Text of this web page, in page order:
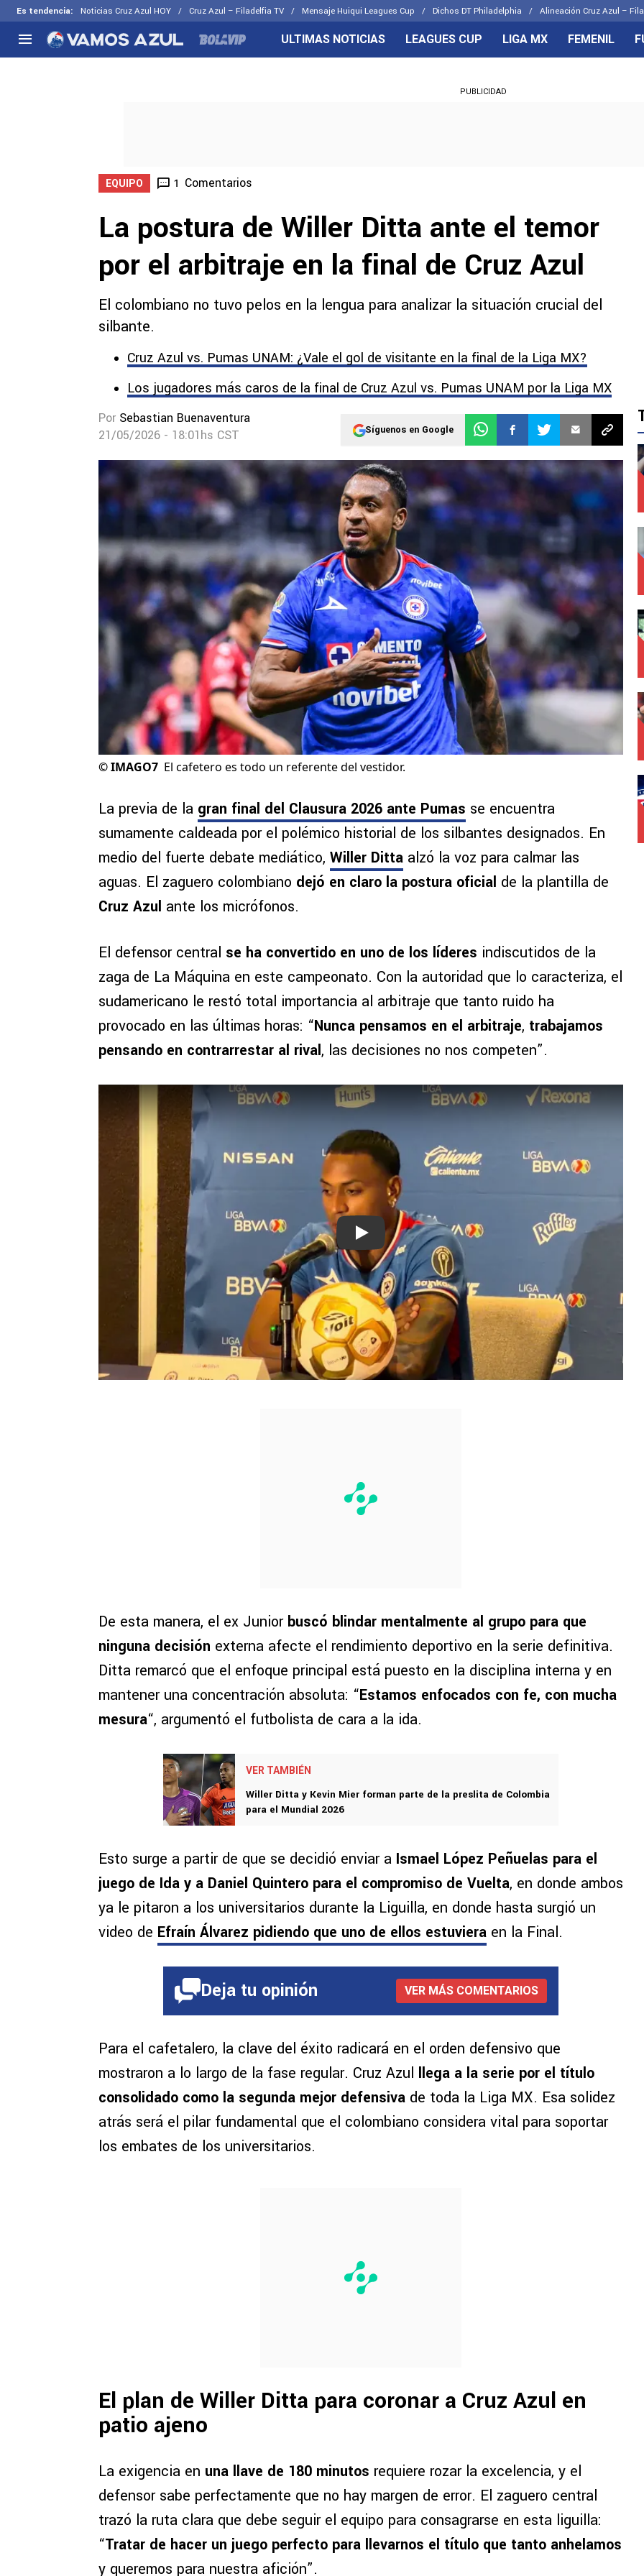
Es tendencia: Noticias Cruz Azul HOY Cruz Azul – Filadelfia TV Mensaje Huiqui Leagues Cup Dichos DT Philadelphia Alineación Cruz Azul –
Selección Mexicana
CELESTES
ULTIMAS NOTICIAS LEAGUES CUP LIGA MX FEMENIL
PUBLICIDAD
EQUIPO 1 Comentarios
La postura de Willer Ditta ante el temor
por el arbitraje en la final de Cruz Azul
El colombiano no tuvo pelos en la lengua para analizar la situación crucial del
silbante.
Cruz Azul vs. Pumas UNAM: ¿Vale el gol de visitante en la final de la Liga MX?
Los jugadores más caros de la final de Cruz Azul vs. Pumas UNAM por la Liga MX
Por Sebastian Buenaventura
21/05/2026 - 18:01hs CST
Síguenos en Google
©IMAGO7 El cafetero es todo un referente del vestidor.
La previa de la gran final del Clausura 2026 ante Pumas se encuentra
sumamente caldeada por el polémico historial de los silbantes designados. En
medio del fuerte debate mediático, Willer Ditta alzó la voz para calmar las
aguas. El zaguero colombiano dejó en claro la postura oficial de la plantilla de
Cruz Azul ante los micrófonos.
El defensor central se ha convertido en uno de los líderes indiscutidos de la
zaga de La Máquina en este campeonato. Con la autoridad que lo caracteriza, el
sudamericano le restó total importancia al arbitraje que tanto ruido ha
provocado en las últimas horas: “Nunca pensamos en el arbitraje, trabajamos
pensando en contrarrestar al rival, las decisiones no nos competen”.
Play
De esta manera, el ex Junior buscó blindar mentalmente al grupo para que
ninguna decisión externa afecte el rendimiento deportivo en la serie definitiva.
Ditta remarcó que el enfoque principal está puesto en la disciplina interna y en
mantener una concentración absoluta: “Estamos enfocados con fe, con mucha
mesura“, argumentó el futbolista de cara a la ida.
VER TAMBIÉN
Willer Ditta y Kevin Mier forman parte de la preslita de Colombia
para el Mundial 2026
Esto surge a partir de que se decidió enviar a Ismael López Peñuelas para el
juego de Ida y a Daniel Quintero para el compromiso de Vuelta, en donde ambos
ya le pitaron a los universitarios durante la Liguilla, en donde hasta surgió un
video de Efraín Álvarez pidiendo que uno de ellos estuviera en la Final.
Deja tu opinión VER MÁS COMENTARIOS
Para el cafetalero, la clave del éxito radicará en el orden defensivo que
mostraron a lo largo de la fase regular. Cruz Azul llega a la serie por el título
consolidado como la segunda mejor defensiva de toda la Liga MX. Esa solidez
atrás será el pilar fundamental que el colombiano considera vital para soportar
los embates de los universitarios.
El plan de Willer Ditta para coronar a Cruz Azul en
patio ajeno
La exigencia en una llave de 180 minutos requiere rozar la excelencia, y el
defensor sabe perfectamente que no hay margen de error. El zaguero central
trazó la ruta clara que debe seguir el equipo para consagrarse en esta liguilla:
“Tratar de hacer un juego perfecto para llevarnos el título que tanto anhelamos
y queremos para nuestra afición”.